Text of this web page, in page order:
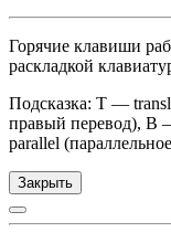
Горячие клавиши
раскладкой
Подсказка: T —
правый перевод), B
parallel
Закрыть